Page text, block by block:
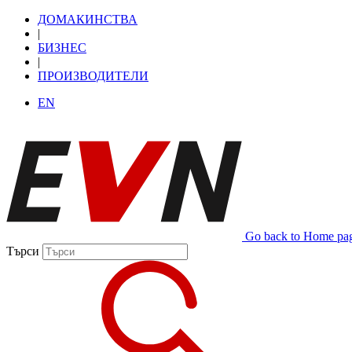
ДОМАКИНСТВА
|
БИЗНЕС
|
ПРОИЗВОДИТЕЛИ
EN
Go back to Home
Търси